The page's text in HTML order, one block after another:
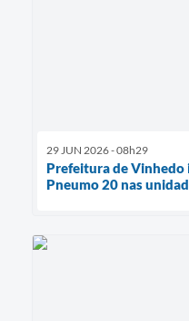
29 JUN 2026 - 08h29
Prefeitura de Vinhedo
Pneumo 20 nas